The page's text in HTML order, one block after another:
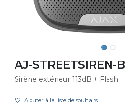
AJ-STREETSIREN-B
Sirène extérieur 113dB + Flash
Ajouter à la liste de souhaits